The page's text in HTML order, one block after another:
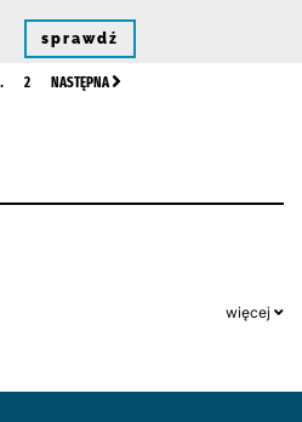
sprawdź
2 NASTĘPNA
więcej